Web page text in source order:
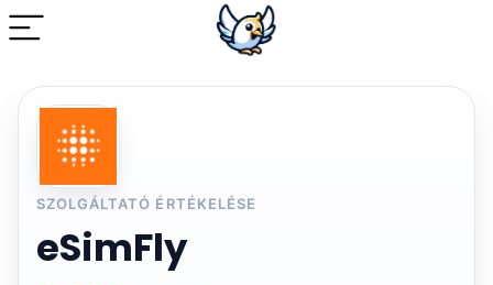
SZOLGÁLTATÓ ÉRTÉKELÉSE
eSimFly